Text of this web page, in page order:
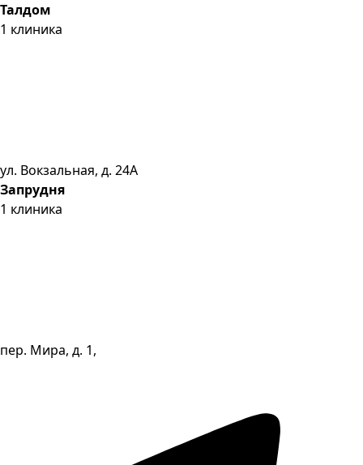
Талдом
1 клиника
ул. Вокзальная, д. 24А
Запрудня
1 клиника
пер. Мира, д. 1,